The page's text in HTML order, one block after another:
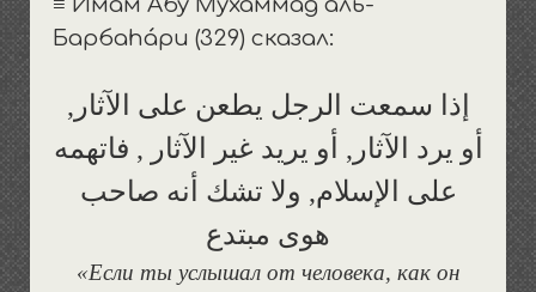
≡ Имам Абу Мухаммад аль-
Барбаháри (329) сказал:
إذا سمعت الرجل يطعن على الآثار,
أو يرد الآثار, أو يريد غير الآثار , فاتهمه
على الإسلام, ولا تشك أنه صاحب
هوى مبتدع
«Если ты услышал от человека, как он